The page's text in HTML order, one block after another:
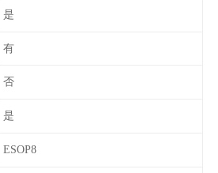
是
有
否
是
ESOP8